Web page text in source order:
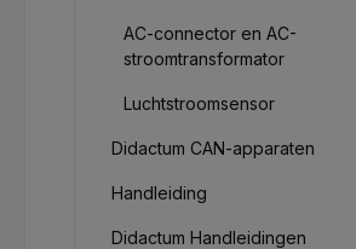
AC-connector en AC-
stroomtransformator
Luchtstroomsensor
Didactum CAN-apparaten
Handleiding
Didactum Handleidingen